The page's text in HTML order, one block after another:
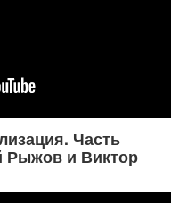
Часть
Рыжов и Виктор